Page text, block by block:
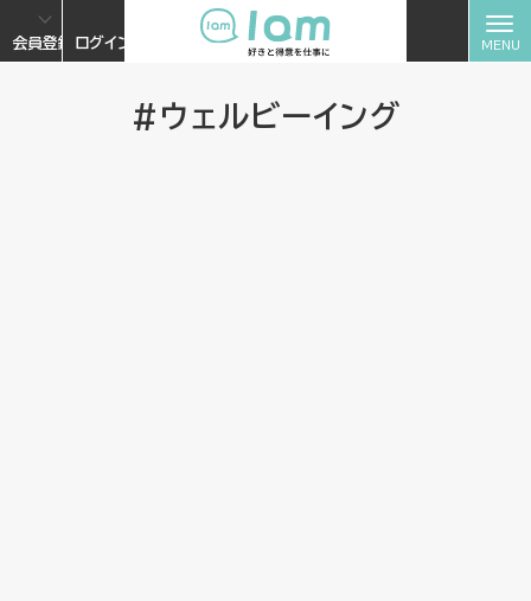
会員登録 ログイン
#ウェルビーイング